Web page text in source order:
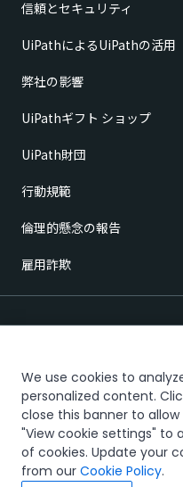
信頼とセキュリティ
UiPathによるUiPathの活用
弊社の影響
UiPathギフト ショップ
UiPath財団
行動規範
倫理的懸念の報告
雇用詐欺
信頼とセキュリティ Terms
The UiPath word mark, logos,
owned by UiPath, Inc. and its
We use cookies to
personalized content.
close this banner to
"View cookie settings" to
of cookies. Update your
from our Cookie Policy.